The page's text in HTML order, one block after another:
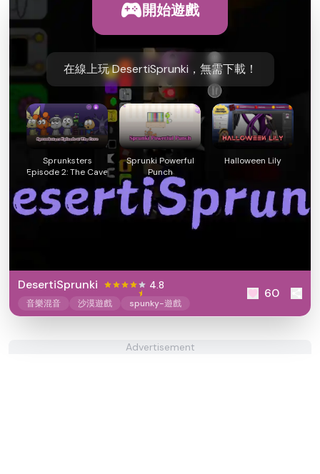
開始遊戲
在線上玩 DesertiSprunki，無需下載！
Sprunksters
Episode 2: The Cave
Sprunki Powerful
Punch
Halloween Lily
DesertiSprunki 4.8
音樂混音 沙漠遊戲 spunky-遊戲
60
Advertisement